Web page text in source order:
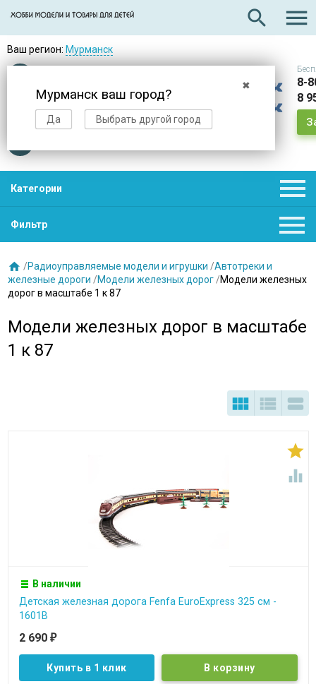
search 
Ваш регион: Мурманск
✖
Мурманск ваш город?
Да Выбрать другой город
Доставкав день заказа
8-
8
Категории 
Фильтр 
 /Радиоуправляемые модели и игрушки /Автотреки и
железные дороги /Модели железных дорог /Модели железных
дорог в масштабе 1 к 87
Модели железных дорог в масштабе
1 к 87
  


В наличии
Детская железная дорога Fenfa EuroExpress 325 см -
1601B
2 690 ₽
Купить в 1 клик